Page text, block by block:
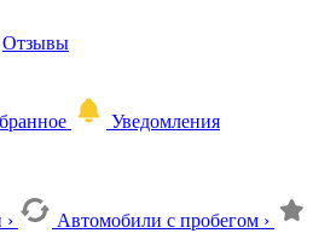
Отзывы
Уведомления
› Автомобили с пробегом ›